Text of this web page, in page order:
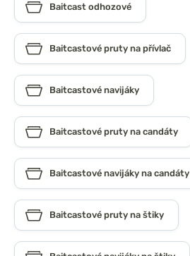
Baitcast odhozové
Baitcastové pruty na přívlač
Baitcastové navijáky
Baitcastové pruty na candáty
Baitcastové navijáky na candáty
Baitcastové pruty na štiky